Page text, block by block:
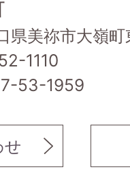
県美祢市大嶺
1110
53-1959
せ